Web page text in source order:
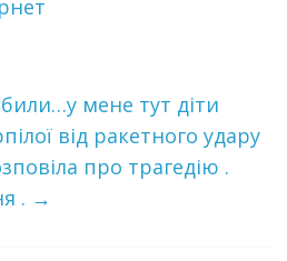
мене тут діти
від ракетного удару
про трагедію .
. →